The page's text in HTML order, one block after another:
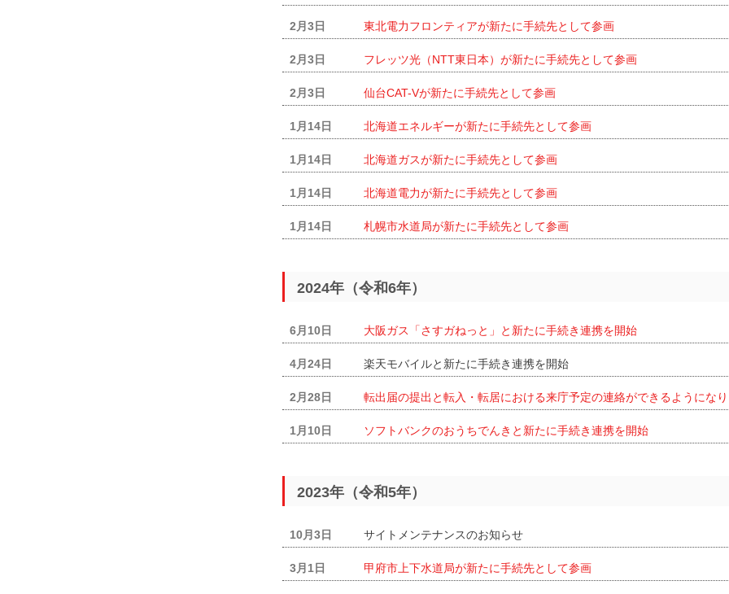
2月3日 東北電力フロンティアが新たに手続先として参画
2月3日 フレッツ光（NTT東日本）が新たに手続先として参画
2月3日 仙台CAT-Vが新たに手続先として参画
1月14日 北海道エネルギーが新たに手続先として参画
1月14日 北海道ガスが新たに手続先として参画
1月14日 北海道電力が新たに手続先として参画
1月14日 札幌市水道局が新たに手続先として参画
2024年（令和6年）
6月10日 大阪ガス「さすガねっと」と新たに手続き連携を開始
4月24日 楽天モバイルと新たに手続き連携を開始
2月28日 転出届の提出と転入・転居における来庁予定の連絡ができるようにな
1月10日 ソフトバンクのおうちでんきと新たに手続き連携を開始
2023年（令和5年）
10月3日 サイトメンテナンスのお知らせ
3月1日 甲府市上下水道局が新たに手続先として参画